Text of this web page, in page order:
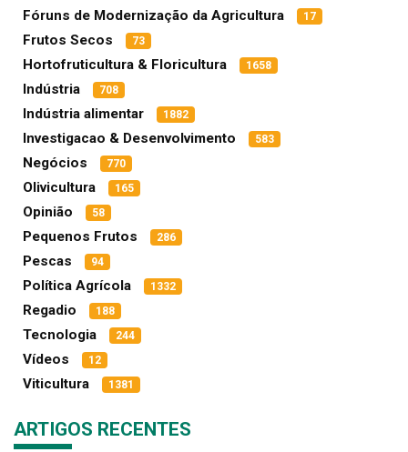
Fóruns de Modernização da Agricultura 17
Frutos Secos 73
Hortofruticultura & Floricultura 1658
Indústria 708
Indústria alimentar 1882
Investigacao & Desenvolvimento 583
Negócios 770
Olivicultura 165
Opinião 58
Pequenos Frutos 286
Pescas 94
Política Agrícola 1332
Regadio 188
Tecnologia 244
Vídeos 12
Viticultura 1381
ARTIGOS RECENTES